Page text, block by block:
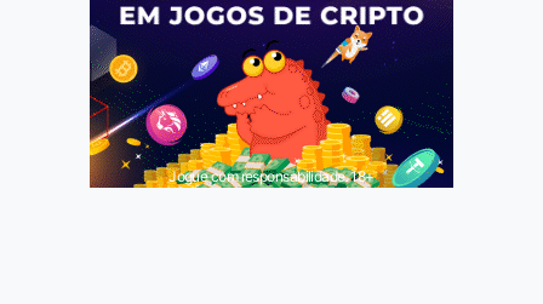
Jogue com responsabilidade. 18+